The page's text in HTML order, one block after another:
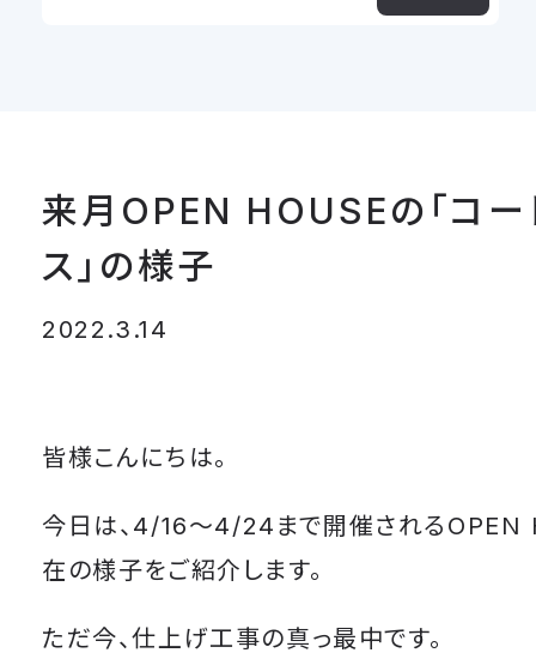
来月OPEN HOUSEの「コー
ス」の様子
2022.3.14
皆様こんにちは。
今日は、4/16～4/24まで開催されるOPEN
在の様子をご紹介します。
ただ今、仕上げ工事の真っ最中です。